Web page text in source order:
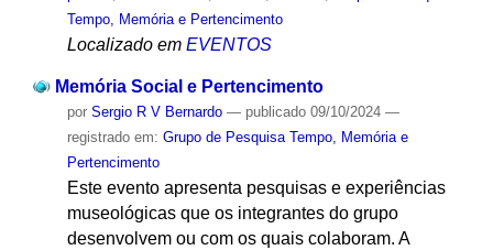
Tempo, Memória e Pertencimento
Localizado em EVENTOS
Memória Social e Pertencimento
por Sergio R V Bernardo — publicado09/10/2024 —
registrado em: Grupo de Pesquisa Tempo, Memória e
Pertencimento
Este evento apresenta pesquisas e experiências
museológicas que os integrantes do grupo
desenvolvem ou com os quais colaboram. A